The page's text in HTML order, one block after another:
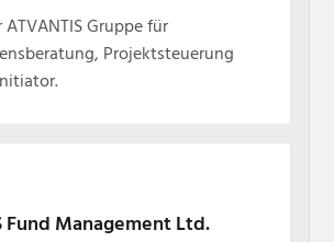
Gruppe für
Projektsteuerung
Fund Management Ltd.